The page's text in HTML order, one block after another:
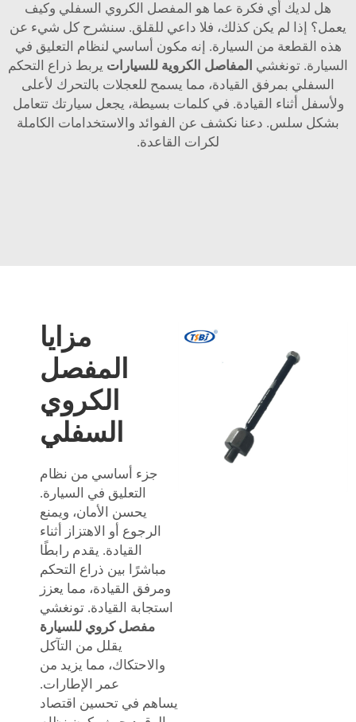
هل لديك أي فكرة عما هو المفصل الكروي السفلي وكيف
يعمل؟ إذا لم يكن كذلك، فلا داعي للقلق. سنشرح كل شيء عن
هذه القطعة من السيارة. إنه مكون أساسي لنظام التعليق في
السيارة. تونغشي المفاصل الكروية للسيارات يربط ذراع التحكم
السفلي بمرفق القيادة، مما يسمح للعجلات بالتحرك لأعلى
ولأسفل أثناء القيادة. في كلمات بسيطة، يجعل سيارتك تتعامل
بشكل سلس. دعنا نكشف عن الفوائد والاستخدامات الكاملة
لكرات القاعدة.
مزايا
المفصل
الكروي
السفلي
جزء أساسي من نظام
التعليق في السيارة.
يحسن الأمان، ويمنع
الرجوع أو الاهتزاز أثناء
القيادة. يقدم رابطًا
مباشرًا بين ذراع التحكم
ومرفق القيادة، مما يعزز
استجابة القيادة. تونغشي
مفصل كروي للسيارة
يقلل من التآكل
والاحتكاك، مما يزيد من
عمر الإطارات.
يساهم في تحسين اقتصاد